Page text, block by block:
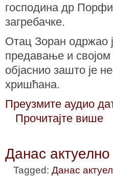
господина др
загребачке.
Отац Зоран одржао
предавање и
објаснио зашто је
хришћана.
Преузмите аудио
Прочитајте више
Данас
Tagged: Данас